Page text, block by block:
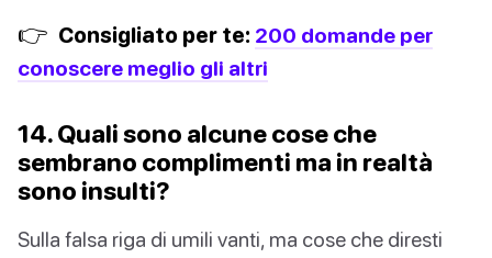
👉 Consigliato per te: 200 domande per
conoscere meglio gli altri
14. Quali sono alcune cose che
sembrano complimenti ma in realtà
sono insulti?
Sulla falsa riga di umili vanti, ma cose che diresti